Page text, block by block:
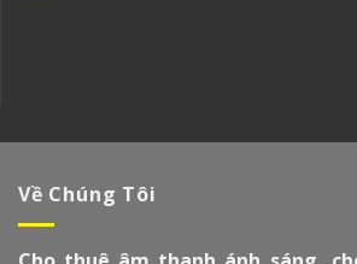
Về Chúng Tôi